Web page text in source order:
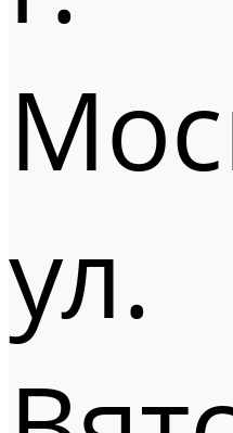
ул.